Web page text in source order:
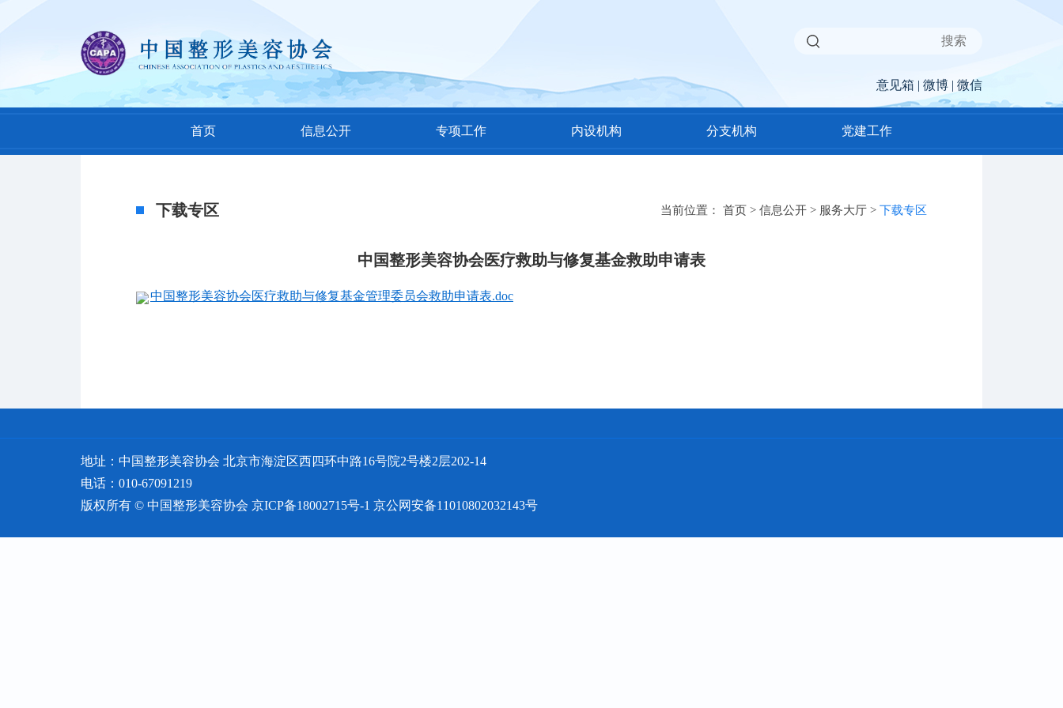
意见箱 | 微博 | 微信
首页 信息公开 专项工作 内设机构 分支机构 党建工作
下载专区 当前位置： 首页 > 信息公开 > 服务大厅 > 下载专区
中国整形美容协会医疗救助与修复基金救助申请表
中国整形美容协会医疗救助与修复基金管理委员会救助申请表.doc
地址：中国整形美容协会 北京市海淀区西四环中路16号院2号楼2层202-14
电话：010-67091219
版权所有 © 中国整形美容协会 京ICP备18002715号-1 京公网安备11010802032143号